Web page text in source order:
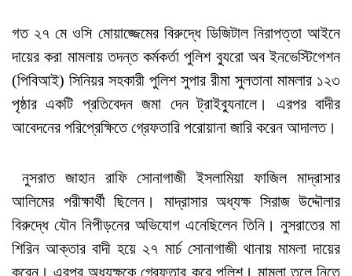
গত ২৭ মে ওসি মোয়াজ্জেমের বিরুদ্ধে ডিজিটাল নিরাপত্তা আইনে
দায়ের করা মামলায় তদন্ত কর্মকর্তা পুলিশ ব্যুরো অব ইনভেস্টিগেশন
(পিবিআই) সিনিয়র সহকারী পুলিশ সুপার রীমা সুলতানা মামলার ১২৩
পৃষ্ঠার একটি প্রতিবেদন জমা দেন ট্রাইব্যুনালে। এরপর বাদীর
আবেদনের পরিপ্রেক্ষিতে গ্রেফতারি পরোয়ানা জারি করেন আদালত।
নুসরাত জাহান রাফি সোনাগাজী ইসলামিয়া ফাজিল মাদ্রাসার
আলিমের পরীক্ষার্থী ছিলেন। মাদ্রাসার অধ্যক্ষ সিরাজ উদ্দৌলার
বিরুদ্ধে যৌন নিপীড়নের অভিযোগ এনেছিলেন তিনি। নুসরাতের মা
শিরিন আক্তার বাদী হয়ে ২৭ মার্চ সোনাগাজী থানায় মামলা দায়ের
করেন। এরপর অধ্যক্ষকে গ্রেফতার করে পুলিশ। মামলা তুলে নিতে